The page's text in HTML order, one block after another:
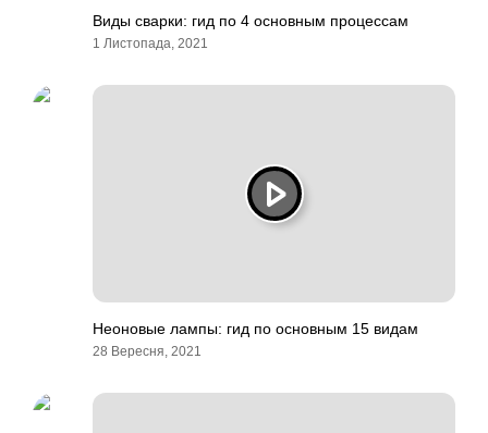
Виды сварки: гид по 4 основным процессам
1 Листопада, 2021
Неоновые лампы: гид по основным 15 видам
28 Вересня, 2021